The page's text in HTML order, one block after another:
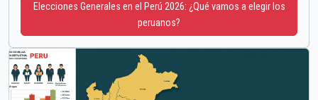
Elecciones Generales en el Perú 2026: ¿Qué vamos a elegir los
peruanos?